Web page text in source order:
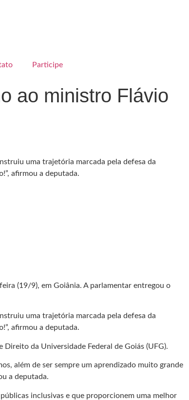
Participe
ao ministro Flávio
uma trajetória marcada pela defesa da
afirmou a deputada.
(19/9), em Goiânia. A parlamentar entregou o
uma trajetória marcada pela defesa da
afirmou a deputada.
da Universidade Federal de Goiás (UFG).
além de ser sempre um aprendizado muito grande
a deputada.
inclusivas e que proporcionem uma melhor